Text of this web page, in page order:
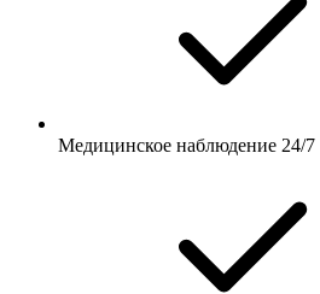
Медицинское наблюдение 24/7